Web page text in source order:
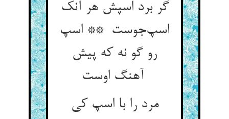
گر برد اسپش هر آنک
اسپ‌جوست ** اسپ
رو گو نه که پیش
مرد را با اسپ کی